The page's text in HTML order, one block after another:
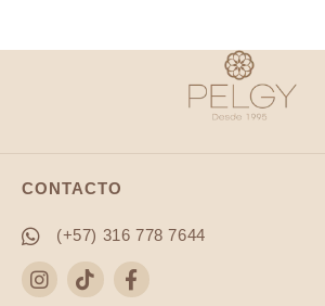
22x15mm
CONTACTO
(+57) 316 778 7644